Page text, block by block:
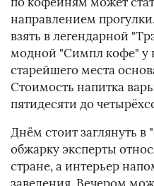
направлением
взять в легендарной
модной "Симпл кофе" у
старейшего места
Стоимость напитка
пятидесяти до
Днём стоит заглянуть в
обжарку эксперты
стране, а интерьер